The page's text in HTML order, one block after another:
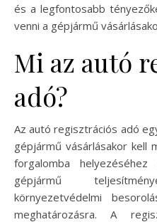
és a legfontosabb
venni a gépjármű
Mi az autó
adó?
Az autó regisztrációs adó
gépjármű vásárlásakor kell
forgalomba
gépjármű
környezetvédelmi
meghatározásra. A